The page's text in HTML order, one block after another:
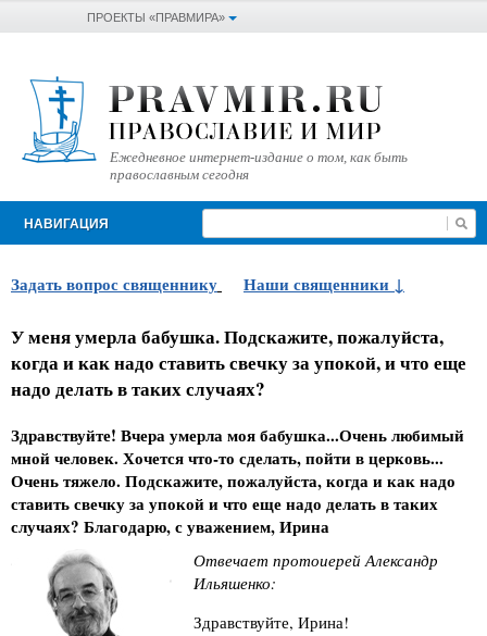
ПРОЕКТЫ «ПРАВМИРА»
Ежедневное интернет-издание о том, как быть
православным сегодня
НАВИГАЦИЯ
Задать вопрос священнику Наши священники
У меня умерла бабушка. Подскажите, пожалуйста,
когда и как надо ставить свечку за упокой, и что еще
надо делать в таких случаях?
Здравствуйте! Вчера умерла моя бабушка...Очень любимый
мной человек. Хочется что-то сделать, пойти в церковь...
Очень тяжело. Подскажите, пожалуйста, когда и как надо
ставить свечку за упокой и что еще надо делать в таких
случаях? Благодарю, с уважением, Ирина
Отвечает протоиерей Александр
Ильяшенко:
Здравствуйте, Ирина!